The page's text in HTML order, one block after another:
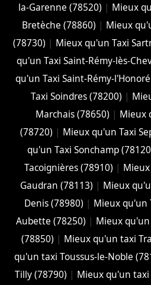
la-Garenne (78520) | Mieux
Bretèche (78860) | Mieux
(78730) | Mieux qu'un Taxi
qu'un Taxi Saint-Rémy-lès-
qu'un Taxi Saint-Rémy-
Taxi Soindres (78200) |
Marchais (78650) | Mieux
(78720) | Mieux qu'un Taxi
qu'un Taxi Sonchamp
Tacoignières (78910) |
Gaudran (78113) | Mieux
Denis (78980) | Mieux qu'un
Aubette (78250) | Mieux
(78850) | Mieux qu'un taxi
qu'un taxi Toussus-le-Noble
Tilly (78790) | Mieux qu'un taxi